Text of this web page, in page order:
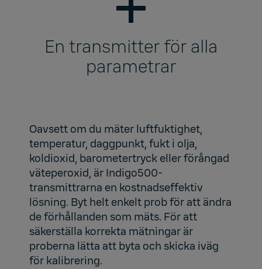
En transmitter för alla
parametrar
Oavsett om du mäter luftfuktighet,
temperatur, daggpunkt, fukt i olja,
koldioxid, barometertryck eller förångad
väteperoxid, är Indigo500-
transmittrarna en kostnadseffektiv
lösning. Byt helt enkelt prob för att ändra
de förhållanden som mäts. För att
säkerställa korrekta mätningar är
proberna lätta att byta och skicka iväg
för kalibrering.